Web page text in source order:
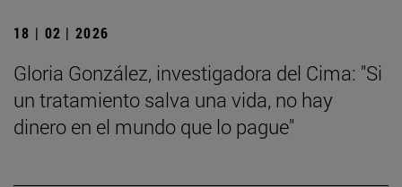
18 | 02 | 2026
Gloria González, investigadora del Cima: "Si
un tratamiento salva una vida, no hay
dinero en el mundo que lo pague"